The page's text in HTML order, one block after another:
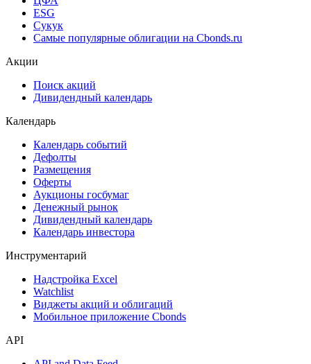
ESG
Сукук
Самые популярные облигации на Cbonds.ru
Акции
Поиск акций
Дивидендный календарь
Календарь
Календарь событий
Дефолты
Размещения
Оферты
Аукционы госбумаг
Денежный рынок
Дивидендный календарь
Календарь инвестора
Инструментарий
Надстройка Excel
Watchlist
Виджеты акций и облигаций
Мобильное приложение Cbonds
API